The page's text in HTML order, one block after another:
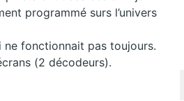
programmé surs l’univers
ne fonctionnait pas toujours.
(2 décodeurs).